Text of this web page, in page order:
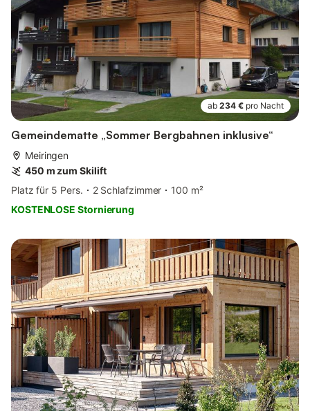
ab 234 € pro Nacht
Gemeindematte „Sommer Bergbahnen inklusive“
Meiringen
450 m zum Skilift
Platz für 5 Pers.
2 Schlafzimmer
100 m²
KOSTENLOSE Stornierung